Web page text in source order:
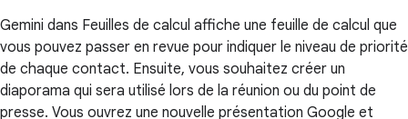
Gemini dans Feuilles de calcul affiche une feuille de calcul que
vous pouvez passer en revue pour indiquer le niveau de priorité
de chaque contact. Ensuite, vous souhaitez créer un
diaporama qui sera utilisé lors de la réunion ou du point de
presse. Vous ouvrez une nouvelle présentation Google et